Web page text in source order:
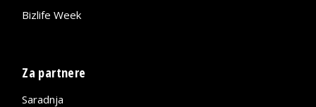
Bizlife Week
Za partnere
Saradnja